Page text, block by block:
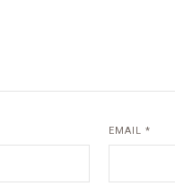
EMAIL*